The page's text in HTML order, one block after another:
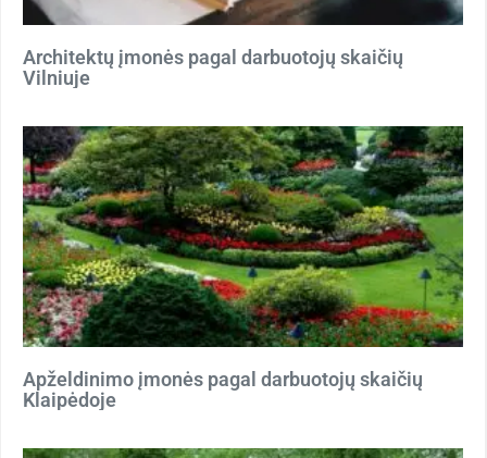
Architektų įmonės pagal darbuotojų skaičių
Vilniuje
Apželdinimo įmonės pagal darbuotojų skaičių
Klaipėdoje